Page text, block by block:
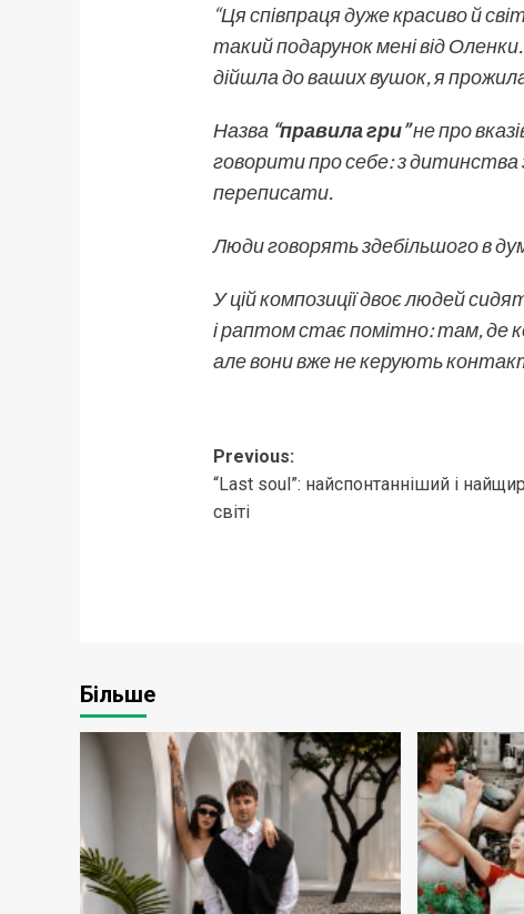
“Ця співпраця дуже красиво й
такий подарунок мені від
дійшла до ваших вушок, я
Назва “правила гри”не про
говорити про себе: з дитинства
переписати.
Люди говорять здебільшого в
У цій композиції двоє людей
і раптом стає помітно: там, де
але вони вже не керують
Post
navigation
Previous:
“Last soul”: найспонтанніший і
світі
Більше